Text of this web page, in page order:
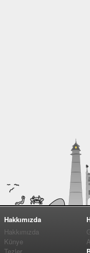
Hakkımızda
Hakkımızda
Künye